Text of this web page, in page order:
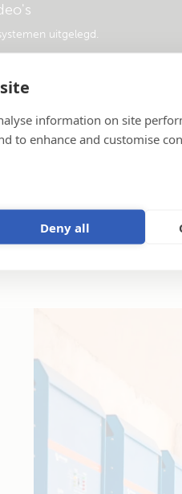
information on site
to enhance and customise
Deny all
uitgelegd.